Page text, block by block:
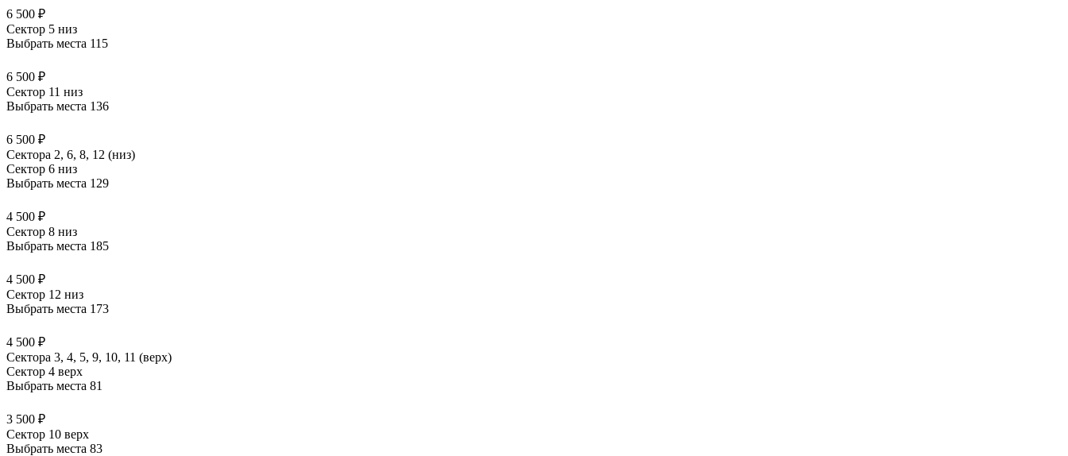
6 500 ₽
Сектор 5 низ
Выбрать места 115
6 500 ₽
Сектор 11 низ
Выбрать места 136
6 500 ₽
Сектора 2, 6, 8, 12 (низ)
Сектор 6 низ
Выбрать места 129
4 500 ₽
Сектор 8 низ
Выбрать места 185
4 500 ₽
Сектор 12 низ
Выбрать места 173
4 500 ₽
Сектора 3, 4, 5, 9, 10, 11 (верх)
Сектор 4 верх
Выбрать места 81
3 500 ₽
Сектор 10 верх
Выбрать места 83